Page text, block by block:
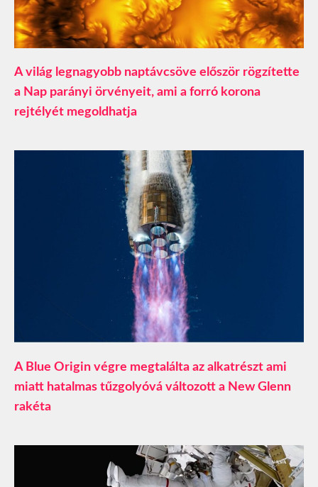
A világ legnagyobb naptávcsöve először rögzítette
a Nap parányi örvényeit, ami a forró korona
rejtélyét megoldhatja
A Blue Origin végre megtalálta az alkatrészt ami
miatt hatalmas tűzgolyóvá változott a New Glenn
rakéta